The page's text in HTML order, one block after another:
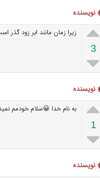
نویسنده

3

زیرا زمان مانند ابر زود گذر
نویسنده

1

به نام خدا 😀سلام خودمم
نویسنده